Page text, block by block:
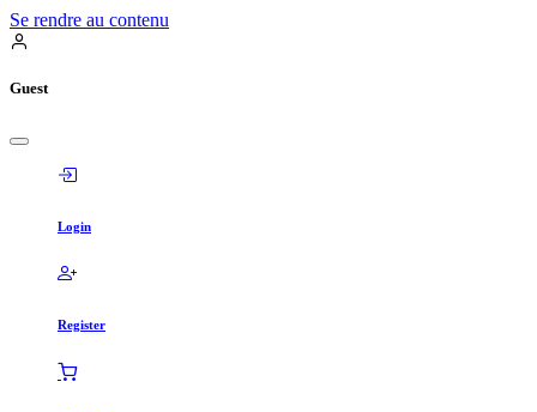
Se rendre au contenu
Guest
Login
Register